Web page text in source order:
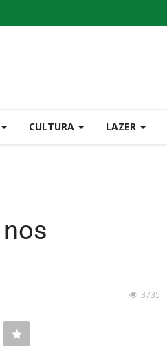
CULTURA LAZER
3735